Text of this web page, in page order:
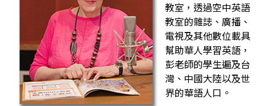
教室，透過空中英語
教室的雜誌、廣播、
電視及其他數位載具
幫助華人學習英語，
彭老師的學生遍及台
灣、中國大陸以及世
界的華語人口。